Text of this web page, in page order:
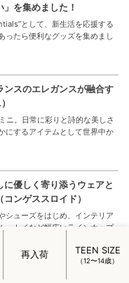
」を集めました！
として、新生活を応援する
ったら便利なグッズを集めまし
ンスのエレガンスが融合す
ニ。日常に彩りと詩的な美しさ
にするアイテムとして世界中か
優しく寄り添うウェアと
ンゲススロイド）
シューズをはじめ、インテリア
、トイなど幅広いラインナップ
を想って仕立てたかわいい
再入荷 TEEN SIZE
（12〜14歳）